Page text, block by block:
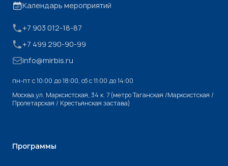
Календарь мероприятий
+7 903 012-18-87
+7 499 290-90-99
info@mirbis.ru
пн-пт с 10:00 до 18:00, cб с 11:00 до 14:00
Москва,ул. Марксистская, 34 к. 7 (метро Таганская /Марксистская /
Пролетарская / Крестьянская застава)
Программы